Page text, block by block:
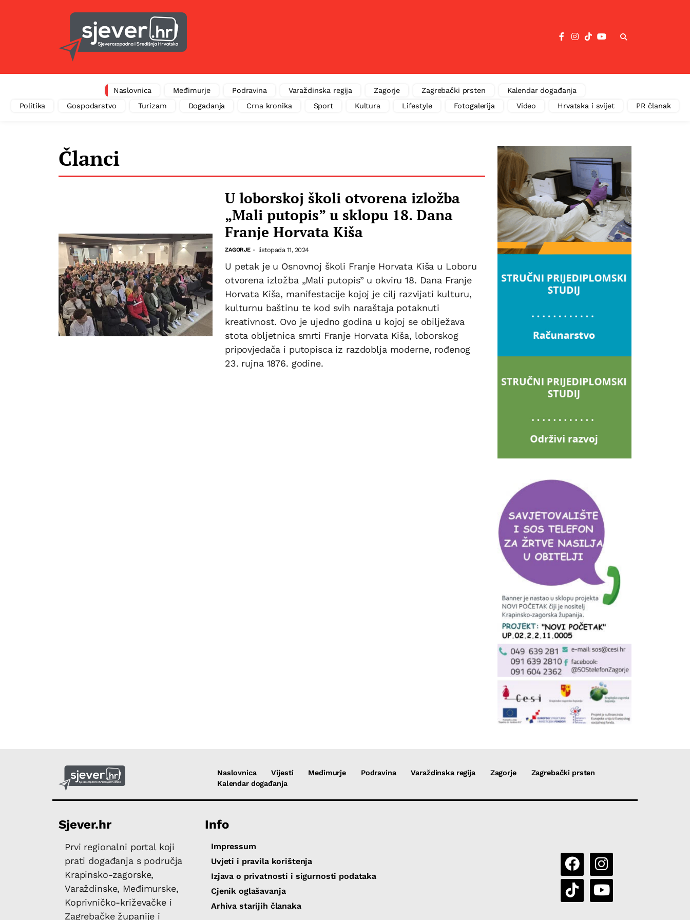
Naslovnica Međimurje Podravina Varaždinska regija Zagorje Zagrebački prsten
Kalendar događanja
Politika
Gospodarstvo Turizam Događanja Crna kronika Sport Kultura Lifestyle Fotogalerija Video Hrvatska i svijet PR članak
Članci
U loborskoj školi otvorena izložba
„Mali putopis” u sklopu 18. Dana
Franje Horvata Kiša
ZAGORJE - listopada 11, 2024
U petak je u Osnovnoj školi Franje Horvata Kiša u Loboru
otvorena izložba „Mali putopis” u okviru 18. Dana Franje
Horvata Kiša, manifestacije kojoj je cilj razvijati kulturu,
kulturnu baštinu te kod svih naraštaja potaknuti
kreativnost. Ovo je ujedno godina u kojoj se obilježava
stota obljetnica smrti Franje Horvata Kiša, loborskog
pripovjedača i putopisca iz razdoblja moderne, rođenog
23. rujna 1876. godine.
Naslovnica Vijesti Međimurje Podravina Varaždinska regija Zagorje
Zagrebački prsten
Kalendar događanja
Sjever.hr
Prvi regionalni portal koji
prati događanja s područja
Krapinsko-zagorske,
Varaždinske, Međimurske,
Koprivničko-križevačke i
Zagrebačke županije i
Info
Impressum
Uvjeti i pravila korištenja
Izjava o privatnosti i sigurnosti podataka
Cjenik oglašavanja
Arhiva starijih članaka